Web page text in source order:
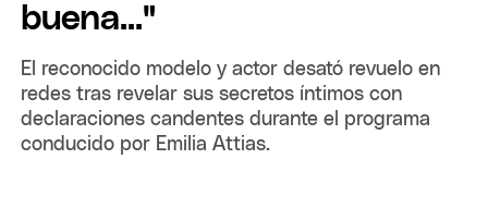
buena..."
El reconocido modelo y actor desató revuelo en
redes tras revelar sus secretos íntimos con
declaraciones candentes durante el programa
conducido por Emilia Attias.